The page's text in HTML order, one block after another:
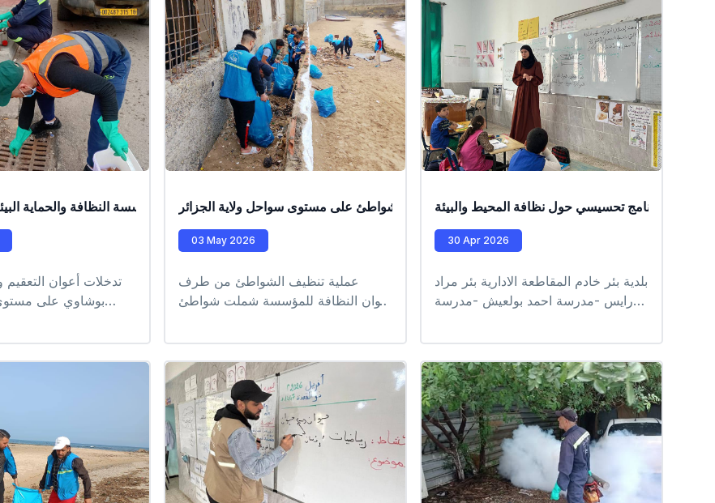
du laboratoire
عمليات تدخل ميدانية من طرف عمال مؤسسة النظافة والحماية البيئة
تدخلات أعوان التعقيم
بوشاوي على
فايت -حمامات #EPIC_HUPE
عملية تنظيف الشواطئ على مستوى سواحل ولاية الجزائر
03 May 2026
عملية تنظيف الشواطئ من طرف
أعوان النظافة للمؤسسة شملت شواطئ
#EPIC_HUPE
برنامج تحسيسي حول نظافة المحيط والبيئة
30 Apr 2026
بلدية بئر خادم المقاطعة الادارية بئر مراد
رايس -مدرسة احمد بولعيش -مدرسة
برنامج تحسيسي حول نظافة المحيط
والبيئة البيئة والمحيط ، الامراض المتنقلة
عن طريق النفايات (داء الكلب) البيئة
والبحر ، التسممات الغذائية ، الماء
والامراض المتنقلة عبره